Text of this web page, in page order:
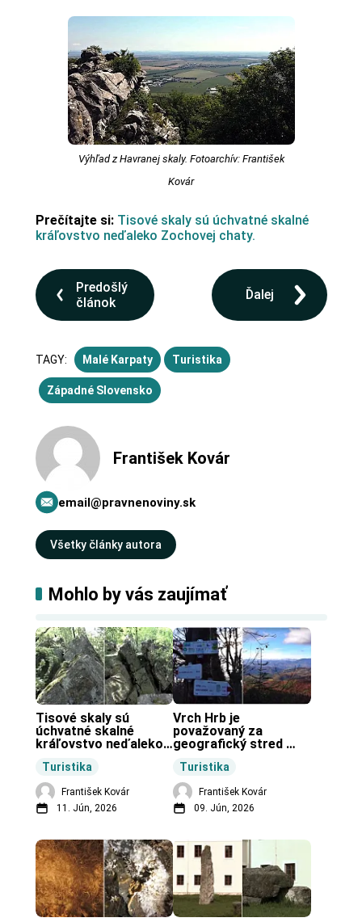
Výhľad z Havranej skaly. Fotoarchív: František
Kovár
Prečítajte si: Tisové skaly sú úchvatné skalné
kráľovstvo neďaleko Zochovej chaty.
Predošlý
článok
Ďalej
TAGY: Malé Karpaty Turistika
Západné Slovensko
František Kovár
email@pravnenoviny.sk
Všetky články autora
Mohlo by vás zaujímať
Turistika
Tisové skaly sú
úchvatné skalné
kráľovstvo neďaleko
František Kovár
11. Jún, 2026
Turistika
Vrch Hrb je
považovaný za
geografický stred
František Kovár
09. Jún, 2026